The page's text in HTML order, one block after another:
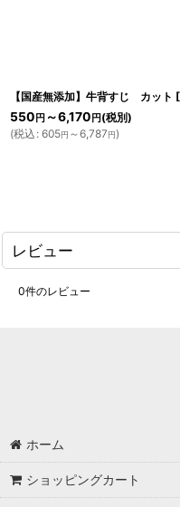
【国産無添加】牛背すじ カット [
550 円 ～6,170 円 (税別)
(税込 : 605円 ～6,787円)
レビュー
0件のレビュー
ホーム
ショッピングカート